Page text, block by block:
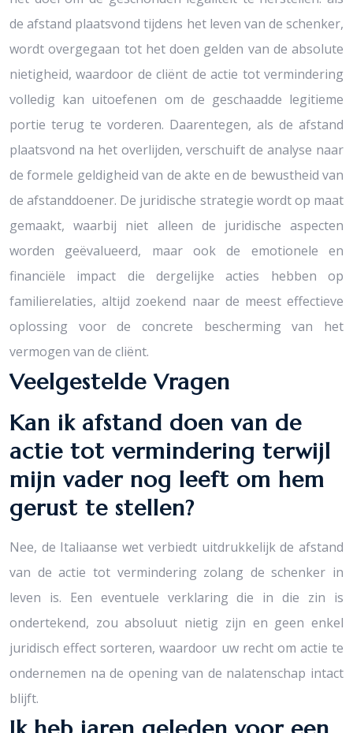
de afstand plaatsvond tijdens het leven van de schenker,
wordt overgegaan tot het doen gelden van de absolute
nietigheid, waardoor de cliënt de actie tot vermindering
volledig kan uitoefenen om de geschaadde legitieme
portie terug te vorderen. Daarentegen, als de afstand
plaatsvond na het overlijden, verschuift de analyse naar
de formele geldigheid van de akte en de bewustheid van
de afstanddoener. De juridische strategie wordt op maat
gemaakt, waarbij niet alleen de juridische aspecten
worden geëvalueerd, maar ook de emotionele en
financiële impact die dergelijke acties hebben op
familierelaties, altijd zoekend naar de meest effectieve
oplossing voor de concrete bescherming van het
vermogen van de cliënt.
Veelgestelde Vragen
Kan ik afstand doen van de
actie tot vermindering terwijl
mijn vader nog leeft om hem
gerust te stellen?
Nee, de Italiaanse wet verbiedt uitdrukkelijk de afstand
van de actie tot vermindering zolang de schenker in
leven is. Een eventuele verklaring die in die zin is
ondertekend, zou absoluut nietig zijn en geen enkel
juridisch effect sorteren, waardoor uw recht om actie te
ondernemen na de opening van de nalatenschap intact
blijft.